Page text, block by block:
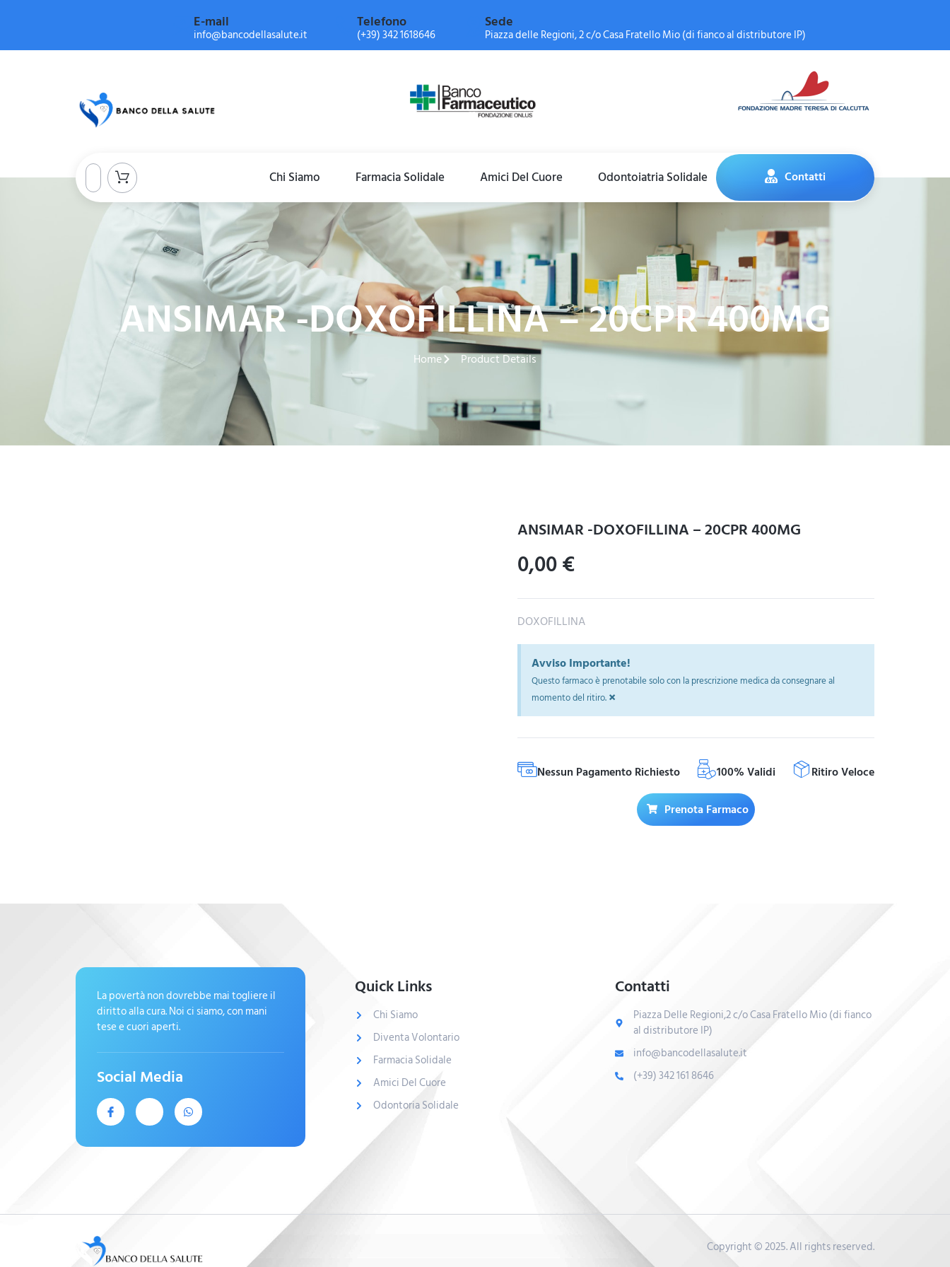
E-mail
info@bancodellasalute.it
Telefono
(+39) 342 1618646
Sede
Piazza delle Regioni, 2 c/o Casa Fratello Mio (di fianco al distributore IP)
Chi Siamo Farmacia Solidale Amici Del Cuore Odontoiatria Solidale Contatti
ANSIMAR -DOXOFILLINA – 20CPR 400MG
Home Product Details
ANSIMAR -DOXOFILLINA – 20CPR 400MG
0,00€
DOXOFILLINA
Avviso Importante!
Questo farmaco è prenotabile solo con la prescrizione medica da consegnare al
momento del ritiro.×
Nessun Pagamento Richiesto 100% Validi Ritiro Veloce
Prenota Farmaco
La povertà non dovrebbe mai togliere il
diritto alla cura. Noi ci siamo, con mani
tese e cuori aperti.
Social Media
Quick Links
Chi Siamo
Diventa Volontario
Farmacia Solidale
Amici Del Cuore
Odontoria Solidale
Contatti
Piazza Delle Regioni,2 c/o Casa Fratello Mio (di fianco
al distributore IP)
info@bancodellasalute.it
(+39) 342 161 8646
Copyright © 2025. All rights reserved.